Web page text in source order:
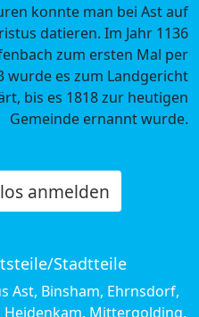
konnte man bei Ast auf
datieren. Im Jahr 1136
zum ersten Mal per
wurde es zum Landgericht
bis es 1818 zur heutigen
Gemeinde ernannt wurde.
anmelden
Stadtteile
Ast, Binsham, Ehrnsdorf,
Mittergolding,